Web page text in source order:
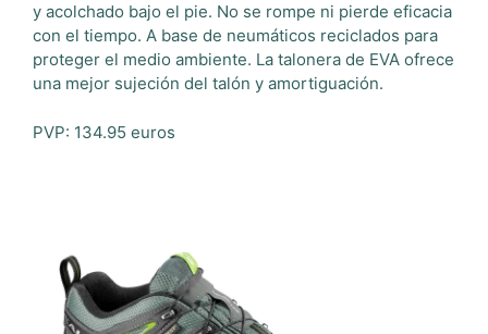
y acolchado bajo el pie. No se rompe ni pierde eficacia
con el tiempo. A base de neumáticos reciclados para
proteger el medio ambiente. La talonera de EVA ofrece
una mejor sujeción del talón y amortiguación.
PVP: 134.95 euros